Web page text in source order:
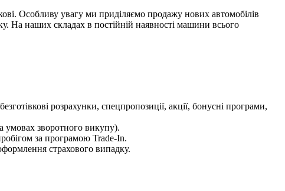
Особливу увагу ми приділяємо продажу нових автомобілів
На наших складах в постійній наявності машини всього
розрахунки, спецпропозиції, акції, бонусні програми,
умовах зворотного викупу).
за програмою Trade-In.
страхового випадку.